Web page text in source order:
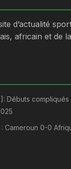
d’actualité
africain et de
Débuts
: Cameroun 0-0